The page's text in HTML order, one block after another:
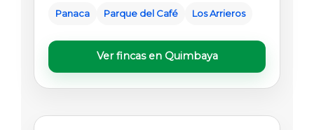
Panaca
Parque del Café Los Arrieros
Ver fincas en Quimbaya